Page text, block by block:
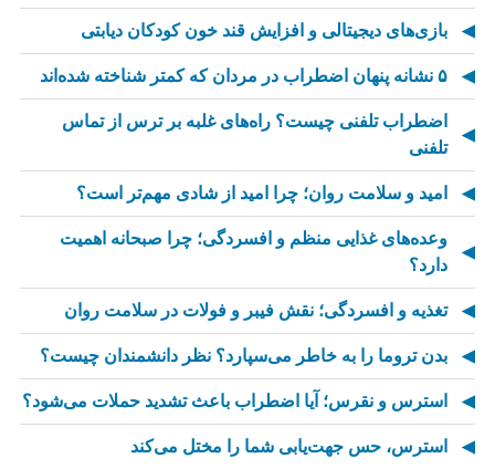
بازی‌های دیجیتالی و افزایش قند خون کودکان دیابتی
۵ نشانه پنهان اضطراب در مردان که کمتر شناخته شده‌اند
اضطراب تلفنی چیست؟ راه‌های غلبه بر ترس از تماس
تلفنی
امید و سلامت روان؛ چرا امید از شادی مهم‌تر است؟
وعده‌های غذایی منظم و افسردگی؛ چرا صبحانه اهمیت
دارد؟
تغذیه و افسردگی؛ نقش فیبر و فولات در سلامت روان
بدن تروما را به خاطر می‌سپارد؟ نظر دانشمندان چیست؟
استرس و نقرس؛ آیا اضطراب باعث تشدید حملات می‌شود؟
استرس، حس جهت‌یابی شما را مختل می‌کند